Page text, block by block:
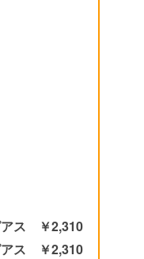
ス ￥2,310
ス ￥2,310